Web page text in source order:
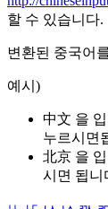
할 수 있습니다.
변환된 중국어
예시)
中文 을
누르시면
北京 을
시면 됩니